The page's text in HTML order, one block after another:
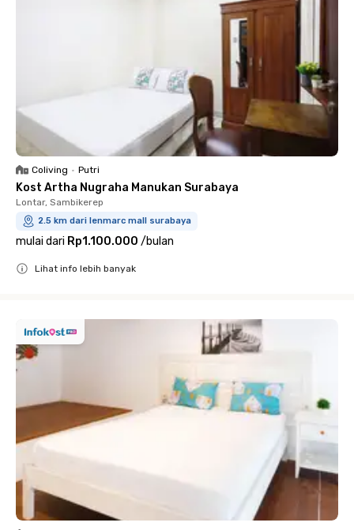
Coliving • Putri
Kost Artha Nugraha Manukan Surabaya
Lontar, Sambikerep
2.5 km dari lenmarc mall surabaya
mulai dari Rp1.100.000 /bulan
Lihat info lebih banyak